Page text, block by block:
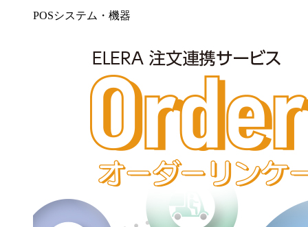
POSシステム・機器